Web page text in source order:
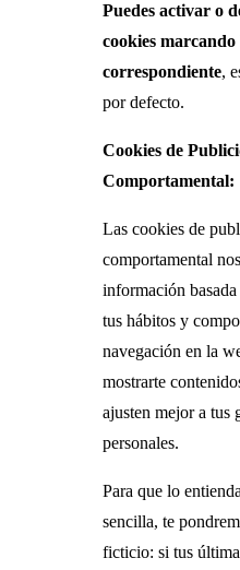
Puedes activar o
cookies marcando
correspondiente,
por defecto.
Cookies de
Comportamental:
Las cookies de
comportamental
información
tus hábitos y
navegación en la
mostrarte
ajusten mejor a tus
personales.
Para que lo
sencilla, te
ficticio: si tus